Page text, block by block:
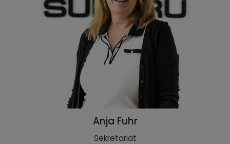
Anja Fuhr
Sekretariat